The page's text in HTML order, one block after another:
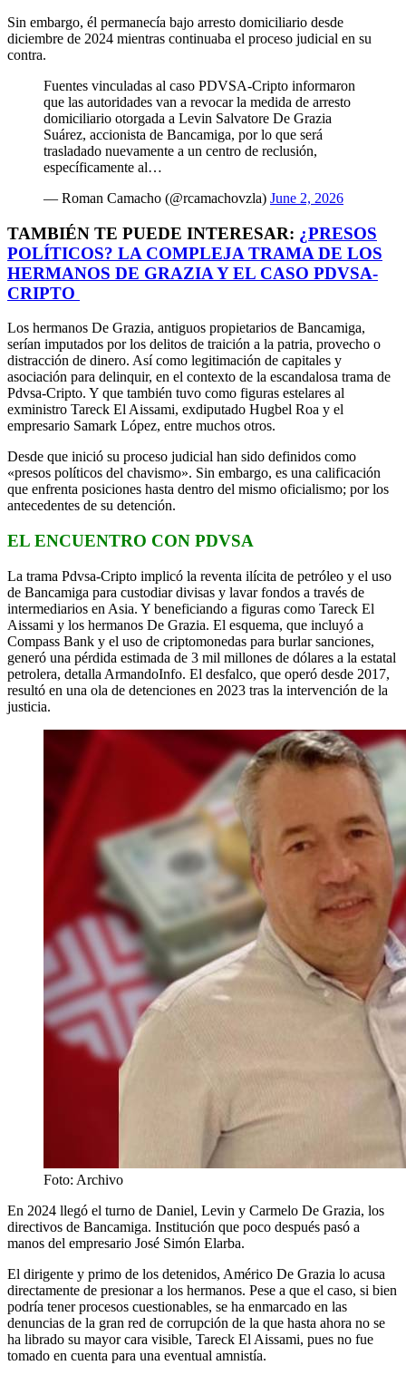
Sin embargo, él permanecía bajo arresto domiciliario desde
diciembre de 2024 mientras continuaba el proceso judicial en su
contra.
Fuentes vinculadas al caso PDVSA-Cripto informaron
que las autoridades van a revocar la medida de arresto
domiciliario otorgada a Levin Salvatore De Grazia
Suárez, accionista de Bancamiga, por lo que será
trasladado nuevamente a un centro de reclusión,
específicamente al…
— Roman Camacho (@rcamachovzla) June 2, 2026
TAMBIÉN TE PUEDE INTERESAR: ¿PRESOS
POLÍTICOS? LA COMPLEJA TRAMA DE LOS
HERMANOS DE GRAZIA Y EL CASO PDVSA-
CRIPTO
Los hermanos De Grazia, antiguos propietarios de Bancamiga,
serían imputados por los delitos de traición a la patria, provecho o
distracción de dinero. Así como legitimación de capitales y
asociación para delinquir, en el contexto de la escandalosa trama de
Pdvsa-Cripto. Y que también tuvo como figuras estelares al
exministro Tareck El Aissami, exdiputado Hugbel Roa y el
empresario Samark López, entre muchos otros.
Desde que inició su proceso judicial han sido definidos como
«presos políticos del chavismo». Sin embargo, es una calificación
que enfrenta posiciones hasta dentro del mismo oficialismo; por los
antecedentes de su detención.
EL ENCUENTRO CON PDVSA
La trama Pdvsa-Cripto implicó la reventa ilícita de petróleo y el uso
de Bancamiga para custodiar divisas y lavar fondos a través de
intermediarios en Asia. Y beneficiando a figuras como Tareck El
Aissami y los hermanos De Grazia. El esquema, que incluyó a
Compass Bank y el uso de criptomonedas para burlar sanciones,
generó una pérdida estimada de 3 mil millones de dólares a la estatal
petrolera, detalla ArmandoInfo. El desfalco, que operó desde 2017,
resultó en una ola de detenciones en 2023 tras la intervención de la
justicia.
Foto: Archivo
En 2024 llegó el turno de Daniel, Levin y Carmelo De Grazia, los
directivos de Bancamiga. Institución que poco después pasó a
manos del empresario José Simón Elarba.
El dirigente y primo de los detenidos, Américo De Grazia lo acusa
directamente de presionar a los hermanos. Pese a que el caso, si bien
podría tener procesos cuestionables, se ha enmarcado en las
denuncias de la gran red de corrupción de la que hasta ahora no se
ha librado su mayor cara visible, Tareck El Aissami, pues no fue
tomado en cuenta para una eventual amnistía.